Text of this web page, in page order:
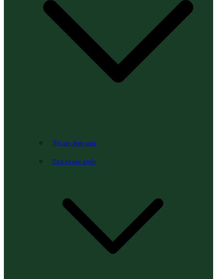
Nội quy tham quan
Dịch vụ tour tuyến